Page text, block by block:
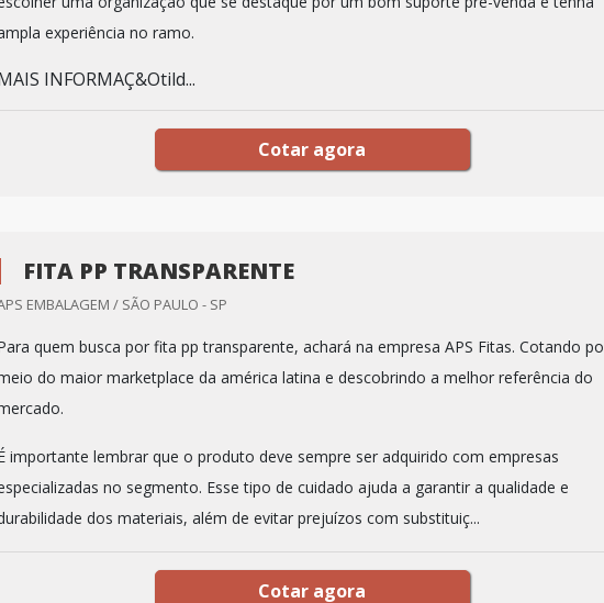
experiência no ramo.
INFORMAÇ&Otild...
Cotar agora
FITA PP TRANSPARENTE
EMBALAGEM / SÃO PAULO - SP
quem busca por fita pp transparente, achará na empresa APS Fitas. Cotando
do maior marketplace da américa latina e descobrindo a melhor referência do
importante lembrar que o produto deve sempre ser adquirido com empresas
no segmento. Esse tipo de cuidado ajuda a garantir a qualidade e
dos materiais, além de evitar prejuízos com substituiç...
Cotar agora